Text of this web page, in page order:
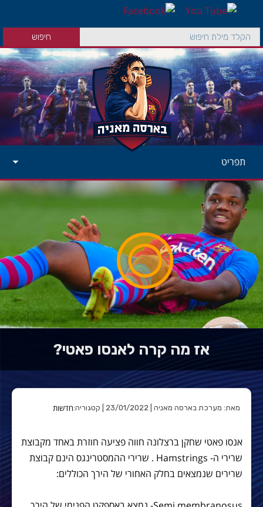
תפריט
אז מה קרה לאנסו פאטי?
מאת: מערכת בארסה מאניה | 23/01/2022 | קטגוריה: חדשות
אנסו פאטי שחקן ברצלונה חווה פציעה חוזרת באחד מקבוצת
שרירי ה- Hamstrings . שרירי ההמסטרינגס הינם קבוצת
שרירים שנמצאים בחלק האחורי של הירך הכוללים: